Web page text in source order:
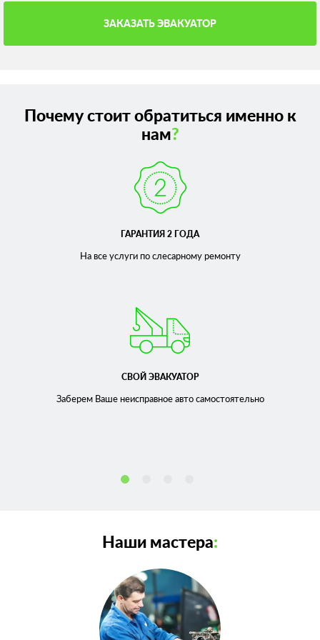
ЗАКАЗАТЬ ЭВАКУАТОР
Почему стоит обратиться именно к
нам?
ГАРАНТИЯ 2 ГОДА
На все услуги по слесарномуремонту
СВОЙ ЭВАКУАТОР
Заберем Ваше неисправноеавто самостоятельно
Наши мастера: